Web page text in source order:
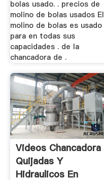
bolas usado. . precios de
molino de bolas usados El
molino de bolas es usado
para en todas sus
capacidades . de la
chancadora de .
Videos Chancadora
Quijadas Y
Hidraulicos En